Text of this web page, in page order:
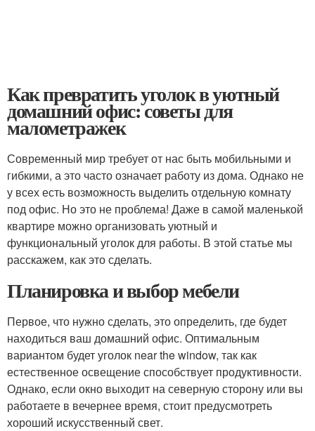
Как превратить уголок в уютный
домашний офис: советы для
малометражек
Современный мир требует от нас быть мобильными и
гибкими, а это часто означает работу из дома. Однако не
у всех есть возможность выделить отдельную комнату
под офис. Но это не проблема! Даже в самой маленькой
квартире можно организовать уютный и
функциональный уголок для работы. В этой статье мы
расскажем, как это сделать.
Планировка и выбор мебели
Первое, что нужно сделать, это определить, где будет
находиться ваш домашний офис. Оптимальным
вариантом будет уголок near the window, так как
естественное освещение способствует продуктивности.
Однако, если окно выходит на северную сторону или вы
работаете в вечернее время, стоит предусмотреть
хороший искусственный свет.